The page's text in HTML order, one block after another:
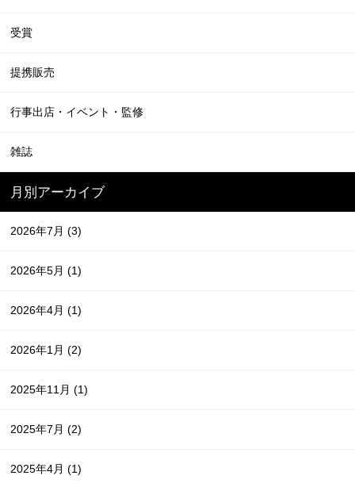
受賞
提携販売
行事出店・イベント・監修
雑誌
月別アーカイブ
2026年7月(3)
2026年5月(1)
2026年4月(1)
2026年1月(2)
2025年11月(1)
2025年7月(2)
2025年4月(1)